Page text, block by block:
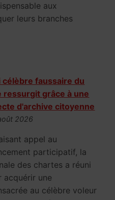
aux
leurs branches
célèbre faussaire du
ressurgit grâce à une
d'archive citoyenne
2026
appel au
participatif, la
des chartes a réuni
acquérir une
au célèbre voleur